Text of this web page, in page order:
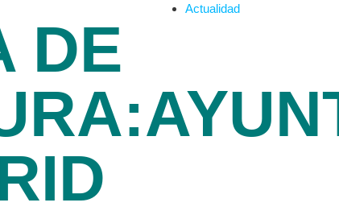
Actualidad
DE